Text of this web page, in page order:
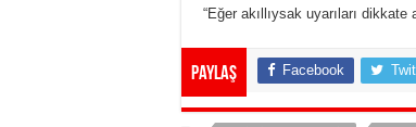
“Eğer akıllıysak uyarıları
Paylaş Facebook